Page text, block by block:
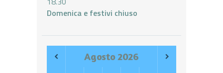
Domenica e festivi chiuso
Agosto2026